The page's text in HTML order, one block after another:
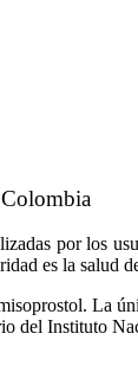
por los
es la salud
La
del Instituto